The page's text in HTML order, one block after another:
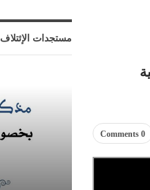
0 Comments
مستجدات الإئتلاف